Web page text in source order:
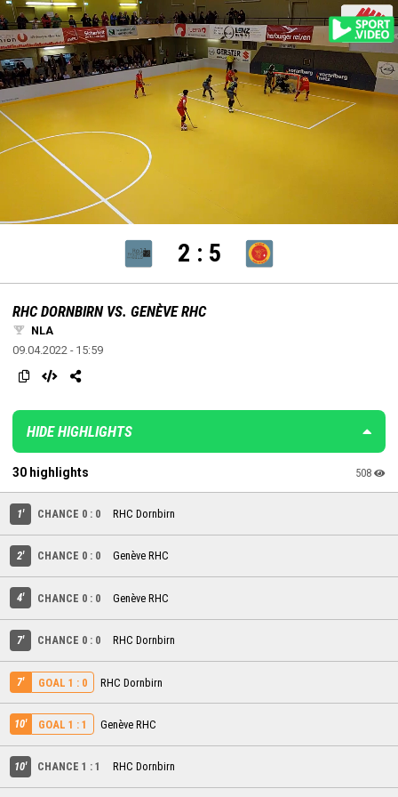
Unmute Loaded
:
100.00%
2 : 5
RHC DORNBIRN VS. GENÈVE RHC
NLA
09.04.2022 - 15:59
HIDE HIGHLIGHTS
30 highlights 508
1' CHANCE 0 : 0 RHC Dornbirn
2' CHANCE 0 : 0 Genève RHC
4' CHANCE 0 : 0 Genève RHC
7' CHANCE 0 : 0 RHC Dornbirn
7' GOAL 1 : 0 RHC Dornbirn
10' GOAL 1 : 1 Genève RHC
10' CHANCE 1 : 1 RHC Dornbirn